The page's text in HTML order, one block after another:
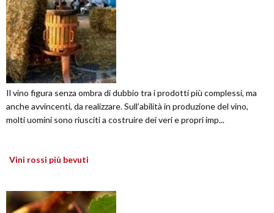
Il vino figura senza ombra di dubbio tra i prodotti più complessi, ma
anche avvincenti, da realizzare. Sull’abilità in produzione del vino,
molti uomini sono riusciti a costruire dei veri e propri imp...
Vini rossi più bevuti